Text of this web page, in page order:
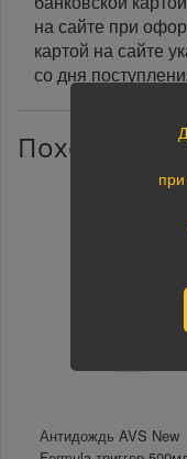
на сайте при
картой на сайте
со дня
Похожие
Антидождь AVS New